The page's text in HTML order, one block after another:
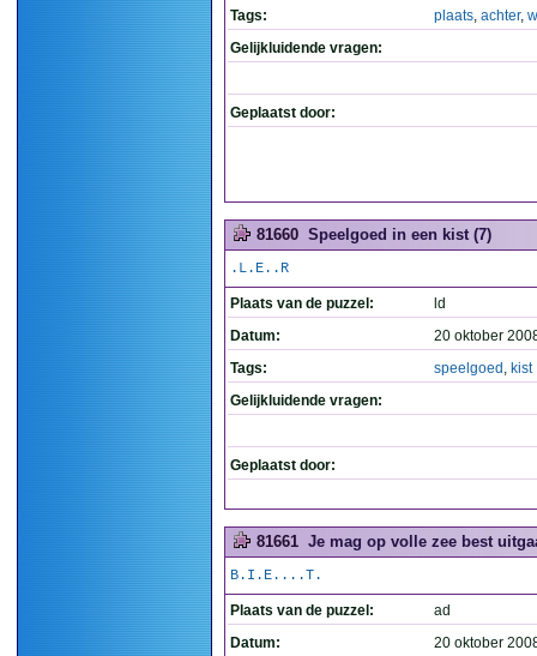
Tags:
plaats, achter,
Gelijkluidende vragen:
Geplaatst door:
81660 Speelgoed in een kist (7)
.L.E..R
Plaats van de puzzel:
ld
Datum:
20 oktober
Tags:
speelgoed , kist
Gelijkluidende vragen:
Geplaatst door:
81661 Je mag op volle zee best
B.I.E....T.
Plaats van de puzzel:
ad
Datum:
20 oktober